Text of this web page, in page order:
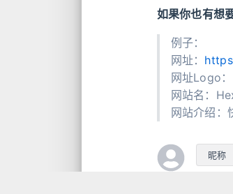
如果你也有想
例子：
网址：
网址Logo：
网站名：
网站介绍：
昵称